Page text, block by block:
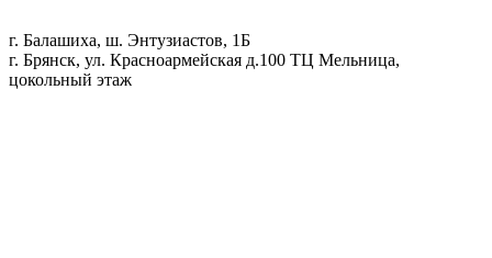
г. Балашиха, ш. Энтузиастов, 1Б
г. Брянск, ул. Красноармейская д.100 ТЦ Мельница,
цокольный этаж